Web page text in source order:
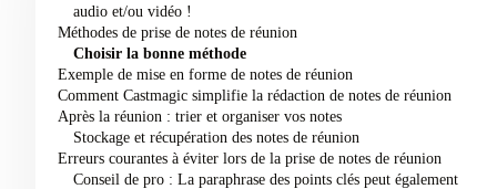
audio et/ou vidéo !
Méthodes de prise de notes de réunion
Choisir la bonne méthode
Exemple de mise en forme de notes de réunion
Comment Castmagic simplifie la rédaction de notes de réunion
Après la réunion : trier et organiser vos notes
Stockage et récupération des notes de réunion
Erreurs courantes à éviter lors de la prise de notes de réunion
Conseil de pro : La paraphrase des points clés peut également